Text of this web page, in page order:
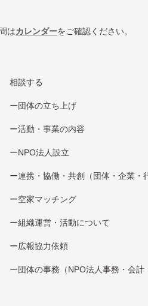
はカレンダーをご確認ください。
相談する
団体の立ち上げ
活動・事業の内容
NPO法⼈設⽴
連携・協働・共創（団体・企業・
空家マッチング
組織運営・活動について
広報協⼒依頼
団体の事務（NPO法人事務・会計